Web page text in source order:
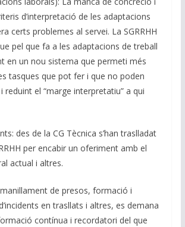
d’interpretació de les adaptacions
certs problemes al servei. La SGRRHH
pel que fa a les adaptacions de treball
en un nou sistema que permeti més
tasques que pot fer i que no poden
reduint el “marge interpretatiu” a qui
des de la CG Tècnica s’han traslladat
per encabir un oferiment amb el
actual i altres.
de presos, formació i
en trasllats i altres, es demana
contínua i recordatori del que